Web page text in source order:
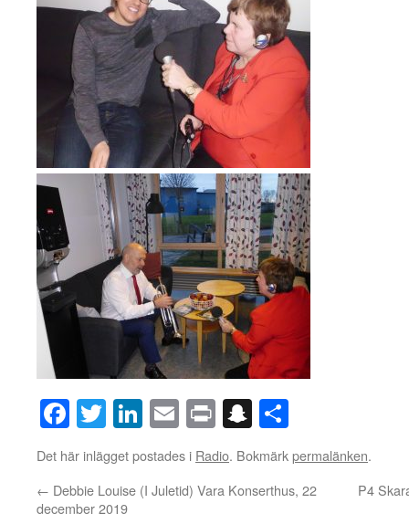
Facebook
TwitterLinkedIn
EmailPrintSnapchat
Det här inlägget postades i Radio. Bokmärkpermalänken.
← Debbie Louise (I Juletid) Vara Konserthus, 22
december 2019
P4